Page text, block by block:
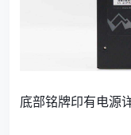
底部铭牌印有电源